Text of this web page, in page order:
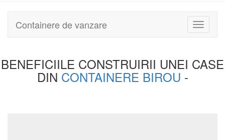
Toggle
Containere de vanzare
BENEFICIILE CONSTRUIRII UNEI CASE
DIN CONTAINERE BIROU -